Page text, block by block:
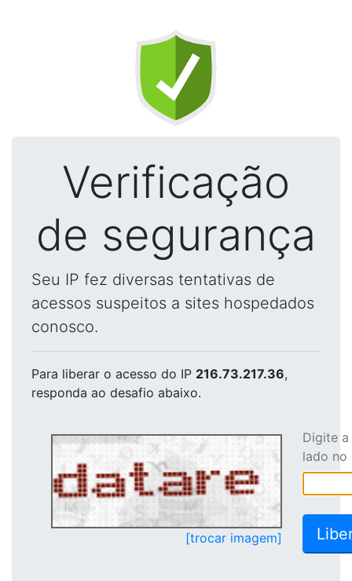
Verificação
de segurança
Seu IP fez diversas tentativas de
acessos suspeitos a sites hospedados
conosco.
Para liberar o acesso do IP 216.73.217.36,
responda ao desafio abaixo.
[trocar imagem]
Digite
lado no